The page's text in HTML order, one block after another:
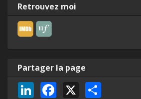
Retrouvez moi
Partager la page
Li
X